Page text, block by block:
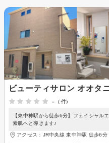
ビューティサロン オオタ
-
(-件)
【東中神駅から徒歩6分】フェイシャル
素肌へと導きます♪
アクセス：JR中央線 東中神駅 徒歩6分